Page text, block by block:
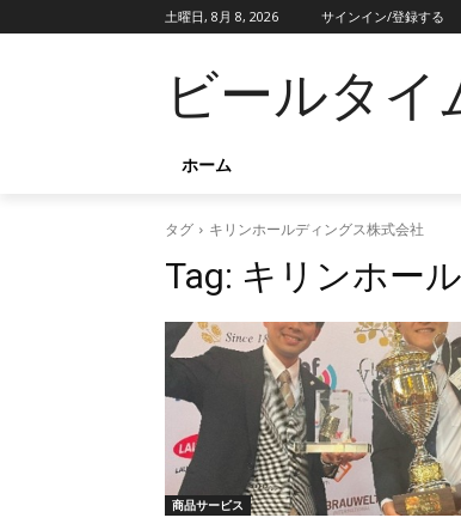
土曜日, 8月 8, 2026 サインイン/登録する
ビールタイ
ホーム
タグ キリンホールディングス株式会社
Tag: キリンホー
商品サービス